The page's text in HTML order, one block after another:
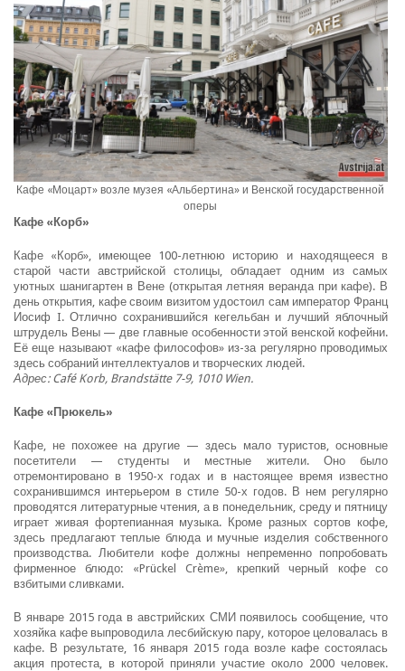
Кафе «Моцарт» возле музея «Альбертина» и Венской государственной
оперы
Кафе «Корб»
Кафе «Корб», имеющее 100-летнюю историю и находящееся в
старой части австрийской столицы, обладает одним из самых
уютных шанигартен в Вене (открытая летняя веранда при кафе). В
день открытия, кафе своим визитом удостоил сам император Франц
Иосиф I. Отлично сохранившийся кегельбан и лучший яблочный
штрудель Вены — две главные особенности этой венской кофейни.
Её еще называют «кафе философов» из-за регулярно проводимых
здесь собраний интеллектуалов и творческих людей.
Адрес: Café Korb, Brandstätte 7-9, 1010 Wien.
Кафе «Прюкель»
Кафе, не похожее на другие — здесь мало туристов, основные
посетители — студенты и местные жители. Оно было
отремонтировано в 1950-х годах и в настоящее время известно
сохранившимся интерьером в стиле 50-х годов. В нем регулярно
проводятся литературные чтения, а в понедельник, среду и пятницу
играет живая фортепианная музыка. Кроме разных сортов кофе,
здесь предлагают теплые блюда и мучные изделия собственного
производства. Любители кофе должны непременно попробовать
фирменное блюдо: «Prückel Crème», крепкий черный кофе со
взбитыми сливками.
В январе 2015 года в австрийских СМИ появилось сообщение, что
хозяйка кафе выпроводила лесбийскую пару, которое целовалась в
кафе. В результате, 16 января 2015 года возле кафе состоялась
акция протеста, в которой приняли участие около 2000 человек.